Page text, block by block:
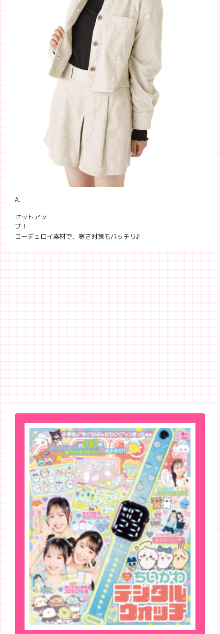
A.
セットアッ
プ
コーデュロイ素材で、寒さ対策もバッチリ♪